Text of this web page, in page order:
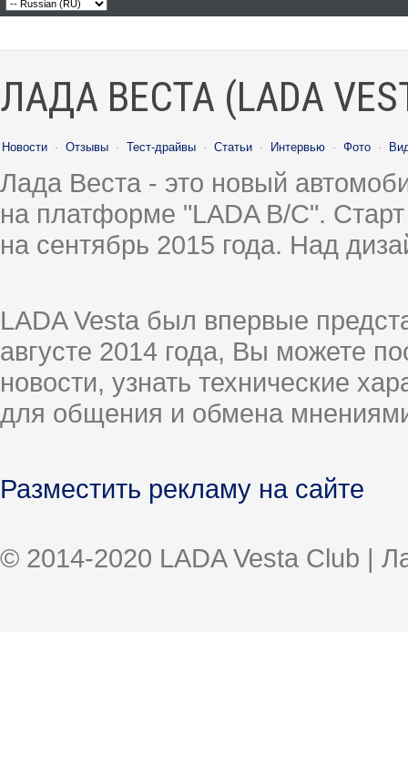
ЛАДА ВЕСТА (LADA
Новости · Отзывы · Тест-драйвы · Статьи · Интервью · Фото ·
Лада Веста - это новый
на платформе "LADA B/C".
на сентябрь 2015 года. Над
LADA Vesta был впервые
августе 2014 года, Вы можете
новости, узнать технические
для общения и обмена
Разместить рекламу на сайте
© 2014-2020 LADA Vesta Club |